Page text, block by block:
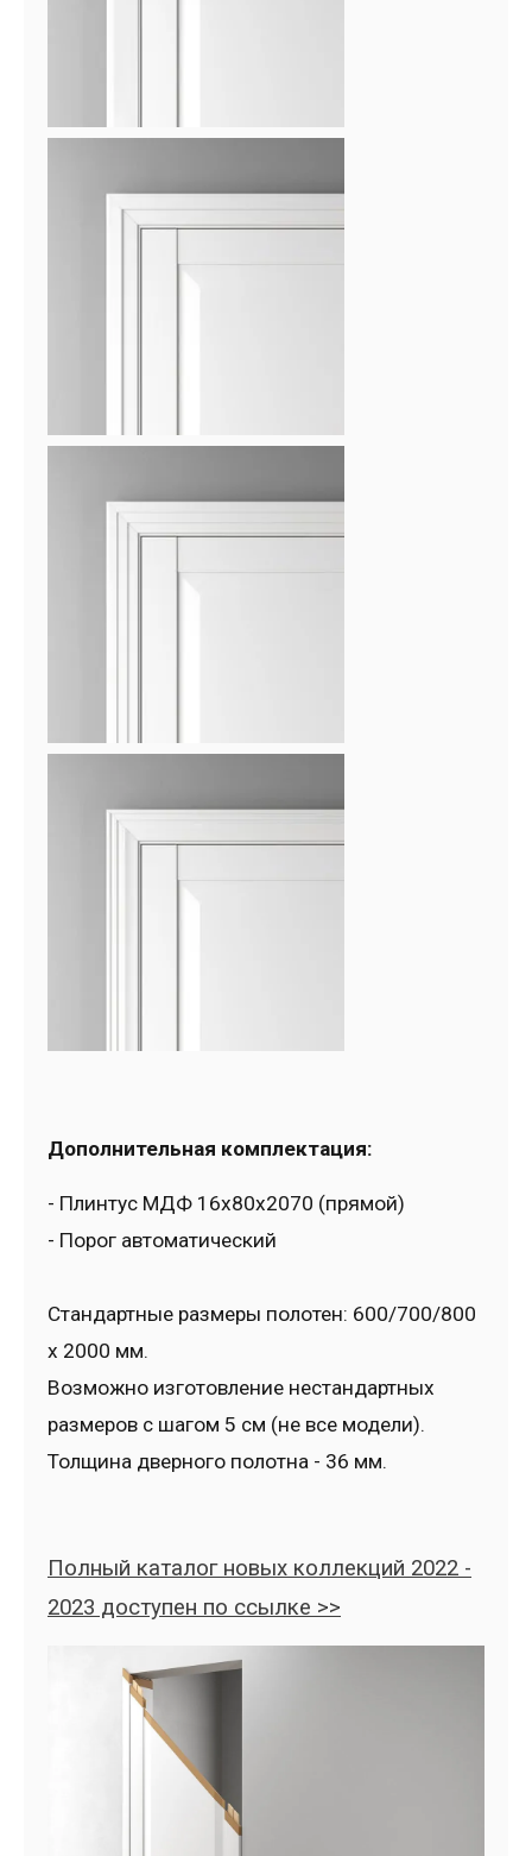
Дополнительная комплектация:
- Плинтус МДФ 16x80x2070 (прямой)
- Порог автоматический
Стандартные размеры полотен: 600/700/800
x 2000 мм.
Возможно изготовление нестандартных
размеров с шагом 5 см (не все модели).
Толщина дверного полотна - 36 мм.
Полный каталог новых коллекций 2022 -
2023 доступен по ссылке >>